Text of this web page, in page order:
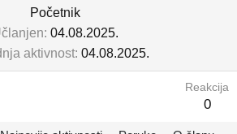
Početnik
04.08.2025.
aktivnost 04.08.2025.
Reakcija
0